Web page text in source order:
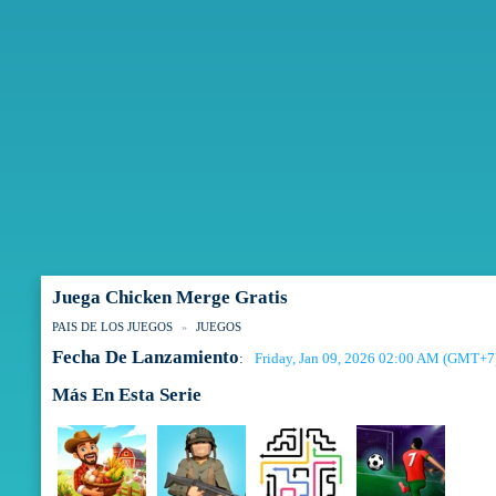
Juega Chicken Merge Gratis
PAIS DE LOS JUEGOS JUEGOS
Fecha De Lanzamiento: Friday, Jan 09, 2026 02:00 AM
Más En Esta Serie